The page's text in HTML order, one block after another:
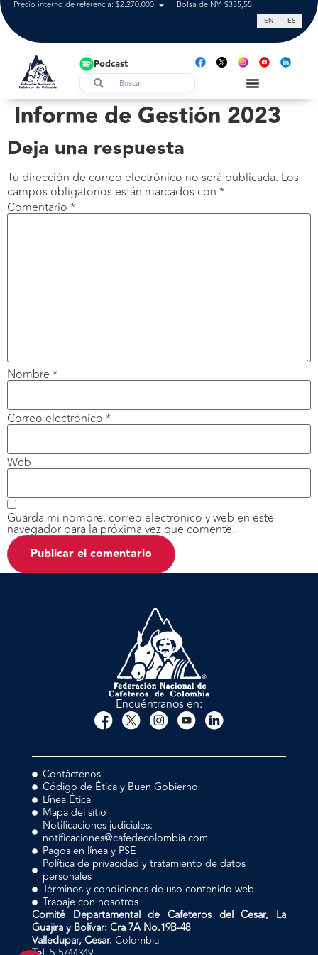
Precio interno de referencia: $2.270.000 Bolsa de NY: $335,55 Tasa de
EN ES
Podcast
Informe de Gestión 2023
Deja una respuesta
Tu dirección de correo electrónico no será publicada. Los
campos obligatorios están marcados con *
Comentario *
Nombre *
Correo electrónico *
Web
Guarda mi nombre, correo electrónico y web en este
navegador para la próxima vez que comente.
Encuéntranos en:
Contáctenos
Código de Ética y Buen Gobierno
Línea Ética
Mapa del sitio
Notificaciones judiciales:
notificaciones@cafedecolombia.com
Pagos en línea y PSE
Política de privacidad y tratamiento de datos
personales
Términos y condiciones de uso contenido web
Trabaje con nosotros
Comité Departamental de Cafeteros del Cesar, La
Guajira y Bolívar: Cra 7A No.19B-48
Valledupar, Cesar. Colombia